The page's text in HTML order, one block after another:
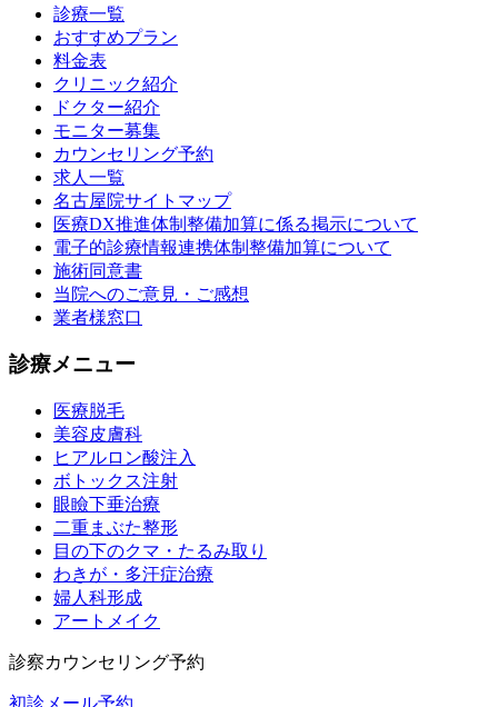
診療一覧
おすすめプラン
料金表
クリニック紹介
ドクター紹介
モニター募集
カウンセリング予約
求人一覧
名古屋院サイトマップ
医療DX推進体制整備加算に係る掲示について
電子的診療情報連携体制整備加算について
施術同意書
当院へのご意見・ご感想
業者様窓口
診療メニュー
医療脱毛
美容皮膚科
ヒアルロン酸注入
ボトックス注射
眼瞼下垂治療
二重まぶた整形
目の下のクマ・たるみ取り
わきが・多汗症治療
婦人科形成
アートメイク
診察カウンセリング予約
初診メール予約